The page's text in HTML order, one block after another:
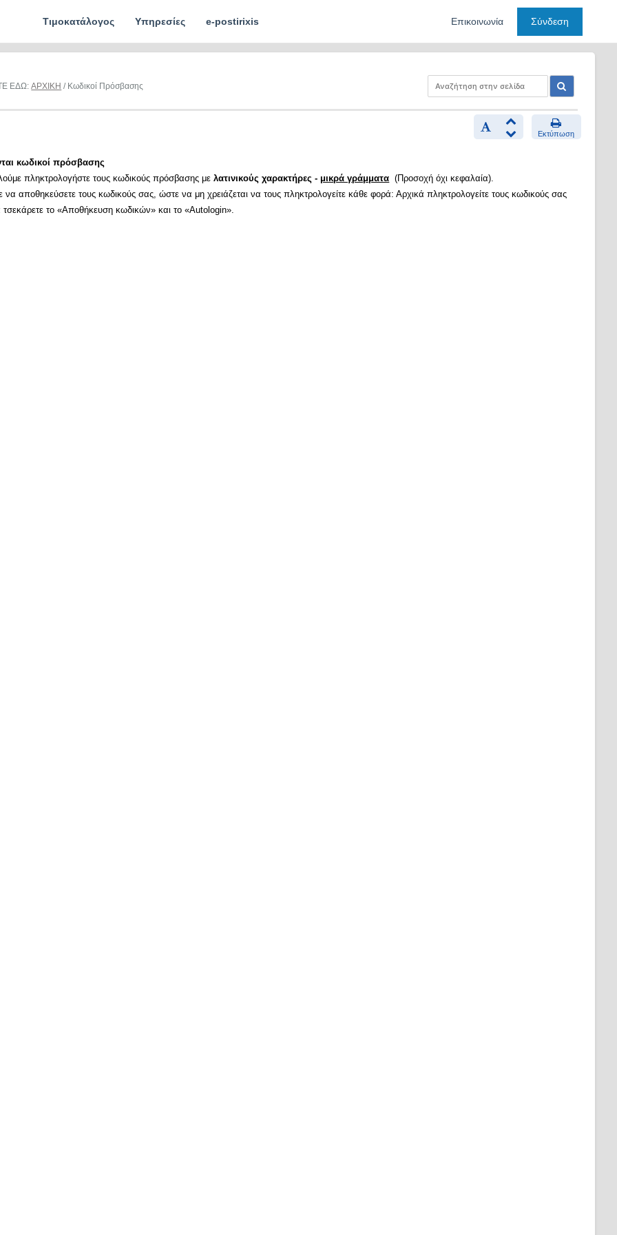
Τιμοκατάλογος Υπηρεσίες e-postirixis Επικοινωνία Σύνδεση
ΕΔΩ:ΑΡΧΙΚΗ / Κωδικοί Πρόσβασης
Εκτύπωση
κωδικοί πρόσβασης
πληκτρολογήστε τους κωδικούς πρόσβασης μελατινικούς χαρακτήρες - μικρά γράμματα (Προσοχή όχι κεφαλαία).
να αποθηκεύσετε τους κωδικούς σας, ώστε να μη χρειάζεται να τους πληκτρολογείτε κάθε φορά: Αρχικά πληκτρολογείτε τους κωδικούς σας
τσεκάρετε το «Αποθήκευση κωδικών» και το «Autologin».